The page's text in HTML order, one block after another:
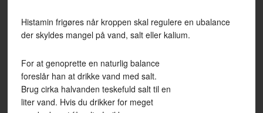
Histamin frigøres når kroppen skal regulere en ubalance
der skyldes mangel på vand, salt eller kalium.
For at genoprette en naturlig balance
foreslår han at drikke vand med salt.
Brug cirka halvanden teskefuld salt til en
liter vand. Hvis du drikker for meget